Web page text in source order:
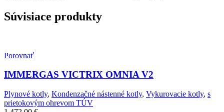
Súvisiace produkty
Porovnať
IMMERGAS VICTRIX OMNIA V2
Plynové kotly, Kondenzačné nástenné kotly, Vykurovacie kotly, s
prietokovým ohrevom TÚV